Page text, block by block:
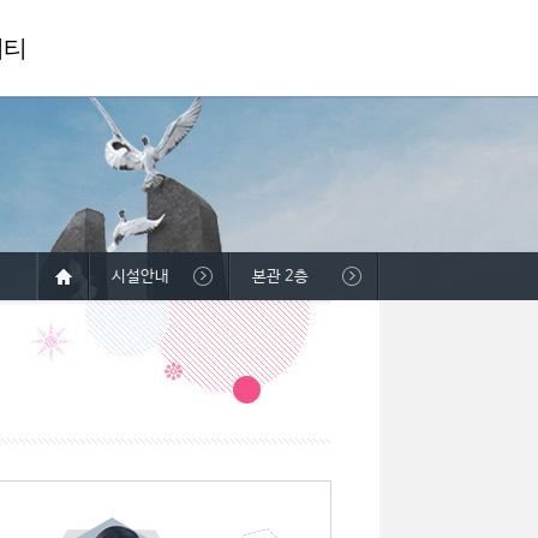
시설안내 본관 2층